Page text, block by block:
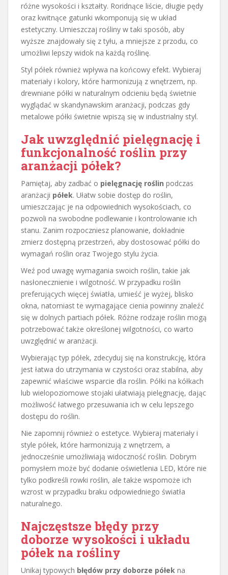
różne wysokości i kształty. Roridnące liście, długie pędy
oraz kwitnące gatunki wkomponują się w układ
estetyczny. Umieszczaj rośliny w taki sposób, aby
wyższe znajdowały się z tyłu, a mniejsze z przodu, co
umożliwi lepszy widok na każdą roślinę.
Styl półek również wpływa na końcowy efekt. Wybieraj
materiały i kolory, które harmonizują z wnętrzem, np.
drewniane półki w naturalnym odcieniu będą świetnie
wyglądać w skandynawskim aranżacji, podczas gdy
metalowe półki świetnie wpiszą się w industrialny styl.
Jak uwzględnić pielęgnację i
funkcjonalność roślin przy
aranżacji półek?
Pamiętaj, aby zadbać o pielęgnację roślin podczas
aranżacji półek. Ułatw sobie dostęp do roślin,
umieszczając je na odpowiednich wysokościach, co
pozwoli na swobodne podlewanie i kontrolowanie ich
stanu. Zanim rozpoczniesz planowanie, dokładnie
zmierz dostępną przestrzeń, aby dostosować półki do
wymagań roślin oraz Twojego stylu życia.
Weź pod uwagę wymagania swoich roślin, takie jak
nasłonecznienie i wilgotność. W przypadku roślin
preferujących więcej światła, umieść je wyżej, blisko
okna, natomiast te wymagające cienia powinny znaleźć
się w dolnych partiach półek. Różne rodzaje roślin mogą
potrzebować także określonej wilgotności, co warto
uwzględnić w aranżacji.
Wybierając typ półek, zdecyduj się na konstrukcję, która
jest łatwa do utrzymania w czystości oraz stabilna, aby
zapewnić właściwe wsparcie dla roślin. Półki na kółkach
lub wielopoziomowe stojaki ułatwiają pielęgnację, dając
możliwość łatwego przesuwania ich w celu lepszego
dostępu do roślin.
Nie zapomnij również o estetyce. Wybieraj materiały i
style półek, które harmonizują z wnętrzem, a
jednocześnie umożliwiają widoczność roślin. Dobrym
pomysłem może być dodanie oświetlenia LED, które nie
tylko podkreśli rowki roślin, ale także wspomoże ich
wzrost w przypadku braku odpowiedniego światła
naturalnego.
Najczęstsze błędy przy
doborze wysokości i układu
półek na rośliny
Unikaj typowych błędów przy doborze półek na